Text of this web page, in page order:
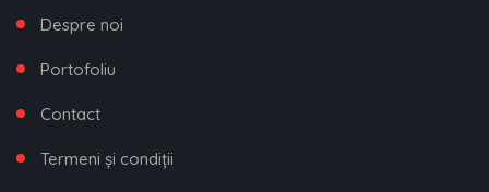
Despre noi
Portofoliu
Contact
Termeni și condiții